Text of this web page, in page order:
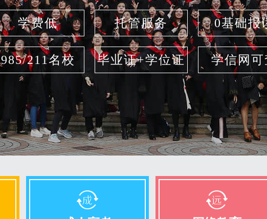
学费低 托管服务 0基础报
985/211名校 毕业证+学位证 学信网可